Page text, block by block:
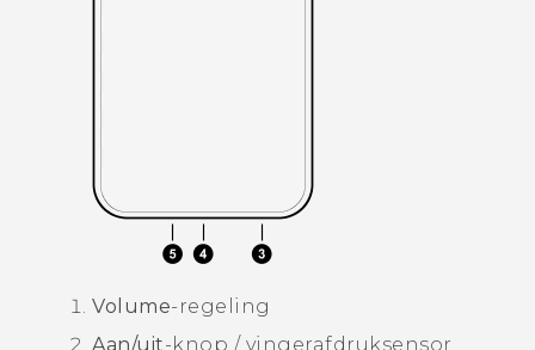
Volume-regeling
Aan/uit-knop / vingerafdruksensor